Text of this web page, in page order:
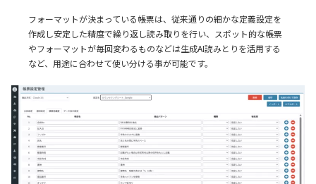
フォーマットが決まっている帳票は、従来通りの細かな定義設定を
作成し安定した精度で繰り返し読み取りを行い、スポット的な帳票
やフォーマットが毎回変わるものなどは生成AI読みとりを活用する
など、用途に合わせて使い分ける事が可能です。